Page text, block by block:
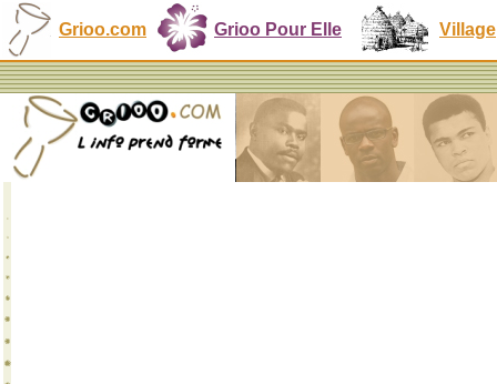
Grioo.com Grioo Pour Elle Village